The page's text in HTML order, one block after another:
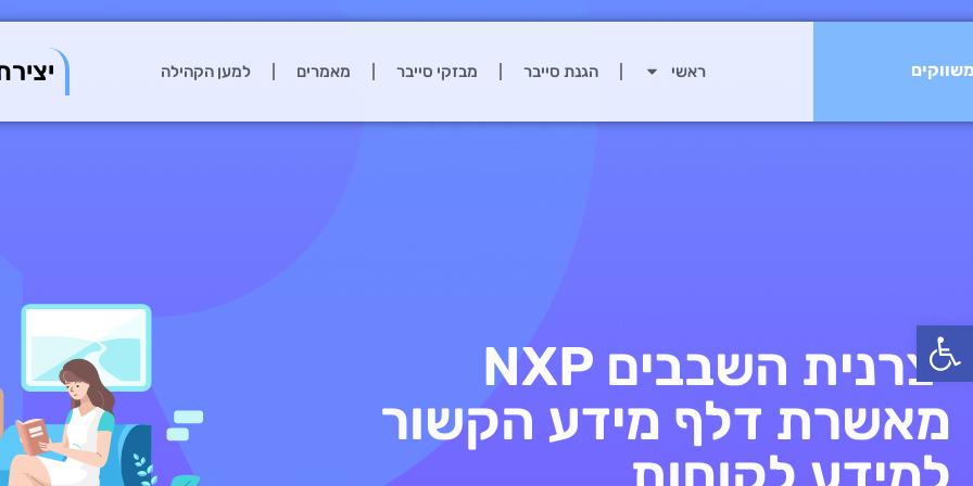
פתח סרגל נגישות
ראשי הגנת סייבר מבזקי סייבר מאמרים למען הקהילה
יצרנית השבבים NXP
מאשרת דלף מידע הקשור